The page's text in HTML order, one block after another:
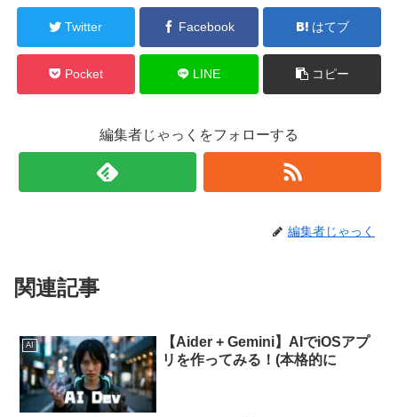
Twitter Facebook はてブ
Pocket LINE コピー
編集者じゃっくをフォローする
編集者じゃっく
関連記事
AI
【Aider + Gemini】AIでiOSアプ
リを作ってみる！(本格的に